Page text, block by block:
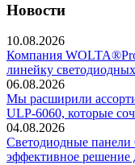
Новости
10.08.2026
Компания
линейку
06.08.2026
Мы расширили
ULP-6060, которые
04.08.2026
Светодиодные
эффективное решение